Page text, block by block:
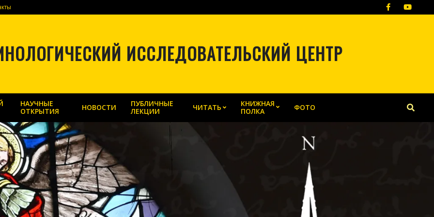
ИССЛЕДОВАТЕЛЬСКИЙ ЦЕНТР
НАУЧНЫЕ
ОТКРЫТИЯ
НОВОСТИ
ПУБЛИЧНЫЕ
ЛЕКЦИИ
ЧИТАТЬ
КНИЖНАЯ
ПОЛКА
ФОТО Search